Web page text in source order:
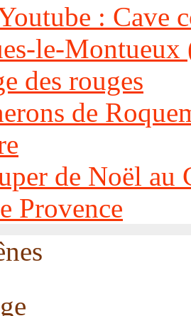
: Cave
le-
des rouges
de
de Noël au
Provence